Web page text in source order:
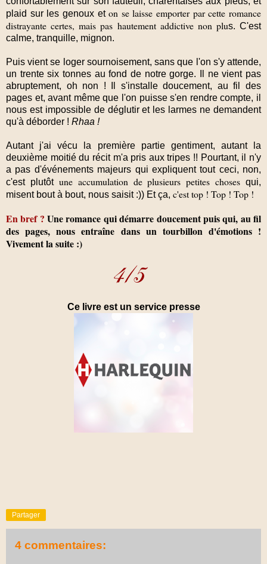
plaid sur les genoux eton se laisse emporter par cette romance
distrayante certes, mais pas hautement addictive non plus. C'est
calme, tranquille, mignon.
Puis vient se loger sournoisement, sans que l'on s'y attende,
un trente six tonnes au fond de notre gorge.
Il ne vient pas
abruptement, oh non ! Il s'installe doucement, au fil des
pages et, avant même que l'on puisse s'en rendre compte, il
nous est impossible de déglutir et les larmes ne demandent
qu'à déborder ! Rhaa !
Autant j'ai vécu la première partie gentiment, autant la
deuxième moitié du récit m'a pris aux tripes !! Pourtant, il n'y
a pas d'événements majeurs qui expliquent tout ceci, non,
c'est plutôt une accumulation de plusieurs petites choses qui,
misent bout à bout, nous saisit :)) Et ça, c'est top ! Top ! Top !
En bref ?Une romance qui démarre doucement puis qui, au fil
des pages, nous entraîne dans un tourbillon d'émotions !
Vivement la suite :)
Ce livre est un service presse
Partager
4 commentaires: